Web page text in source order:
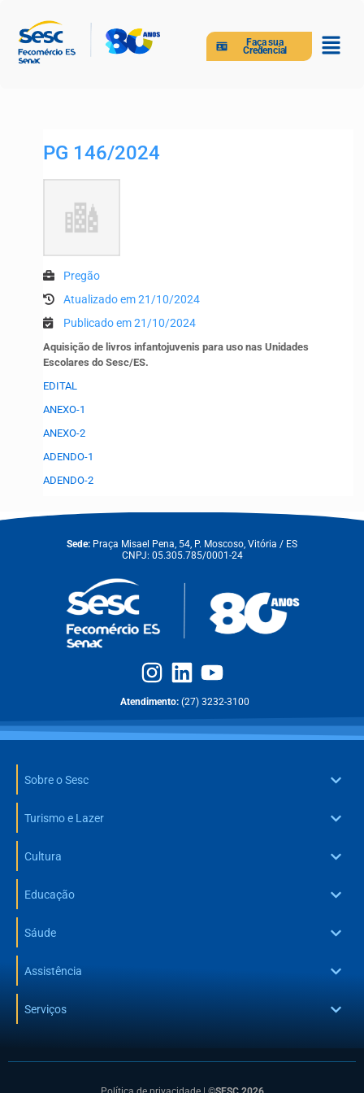
Faça sua
Credencial
PG 146/2024
Pregão
Atualizado em 21/10/2024
Publicado em 21/10/2024
Aquisição de livros infantojuvenis para uso nas Unidades
Escolares do Sesc/ES.
EDITAL
ANEXO-1
ANEXO-2
ADENDO-1
ADENDO-2
Sede: Praça Misael Pena, 54, P. Moscoso, Vitória / ES
CNPJ: 05.305.785/0001-24
Atendimento: (27) 3232-3100
Sobre o Sesc
Turismo e Lazer
Cultura
Educação
Sáude
Assistência
Serviços